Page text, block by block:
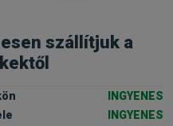
szállítjuk a
INGYENES
INGYENES